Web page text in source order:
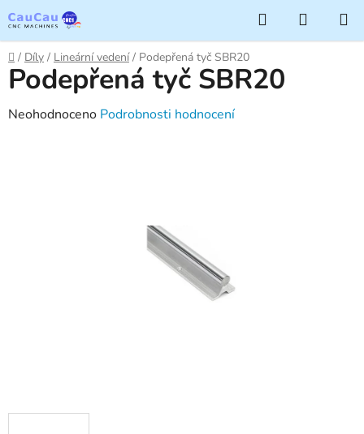
na
obsah
Hledat
KOŠÍK
Domů
/ Díly / Lineární vedení / Podepřená tyč SBR20
Podepřená tyč SBR20
Průměrné
Neohodnoceno Podrobnosti hodnocení